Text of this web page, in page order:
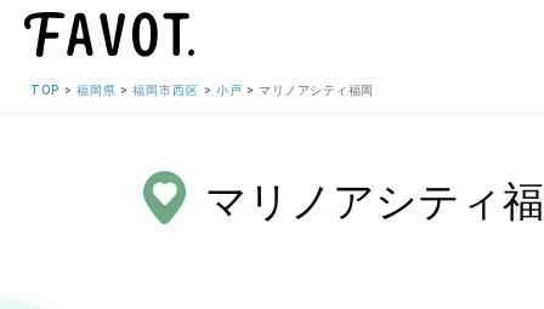
TOP 福岡県 福岡市西区 小戸 マリノアシティ福岡
マリノアシティ